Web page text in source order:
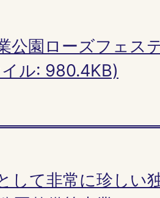
公園ローズフェス
ル: 980.4KB)
して非常に珍しい